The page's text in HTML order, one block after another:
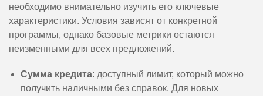
необходимо внимательно изучить его ключевые
характеристики. Условия зависят от конкретной
программы, однако базовые метрики остаются
неизменными для всех предложений.
Сумма кредита: доступный лимит, который можно
получить наличными без справок. Для новых